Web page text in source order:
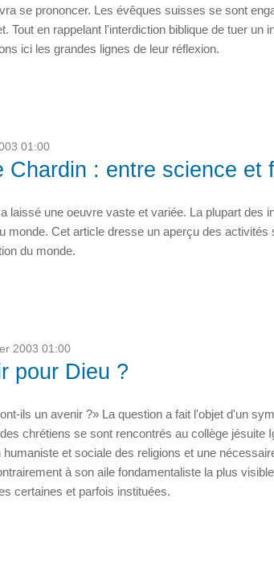
se prononcer. Les évêques suisses se sont
Tout en rappelant l'interdiction biblique de tuer
ici les grandes lignes de leur réflexion.
01:00
Chardin : entre science et
laissé une oeuvre vaste et variée. La plupart des
monde. Cet article dresse un aperçu des
du monde.
2003 01:00
pour Dieu ?
ils un avenir ?» La question a fait l'objet d'un
chrétiens se sont rencontrés au collège
et sociale des religions et une
à son aile fondamentaliste la plus
certaines et parfois instituées.